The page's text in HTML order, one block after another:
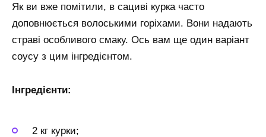
Як ви вже помітили, в сациві курка часто
доповнюється волоськими горіхами. Вони надають
страві особливого смаку. Ось вам ще один варіант
соусу з цим інгредієнтом.
Інгредієнти:
2 кг курки;